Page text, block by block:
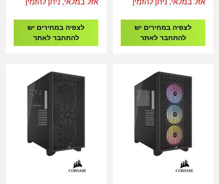
לצפיה במחירים יש
להתחבר לאתר
לצפיה במחירים יש
להתחבר לאתר